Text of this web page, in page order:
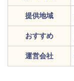
提供地域
おすすめ
運営会社